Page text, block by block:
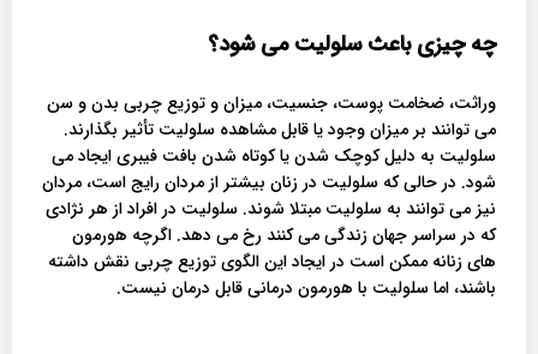
چه چیزی باعث سلولیت می شود؟
وراثت، ضخامت پوست، جنسیت، میزان و توزیع چربی بدن و سن
می توانند بر میزان وجود یا قابل مشاهده سلولیت تأثیر بگذارند.
سلولیت به دلیل کوچک شدن یا کوتاه شدن بافت فیبری ایجاد می
شود. در حالی که سلولیت در زنان بیشتر از مردان رایج است، مردان
نیز می توانند به سلولیت مبتلا شوند. سلولیت در افراد از هر نژادی
که در سراسر جهان زندگی می کنند رخ می دهد. اگرچه هورمون
های زنانه ممکن است در ایجاد این الگوی توزیع چربی نقش داشته
باشند، اما سلولیت با هورمون درمانی قابل درمان نیست.